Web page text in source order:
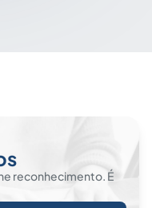
reconhecimento. É